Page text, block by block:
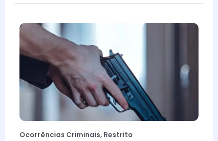
Ocorrências Criminais, Restrito